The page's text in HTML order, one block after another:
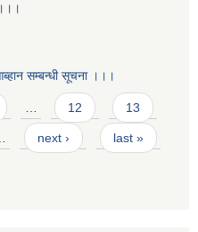
सम्बन्धी सूचना ।।।
… 12 13
next › last »